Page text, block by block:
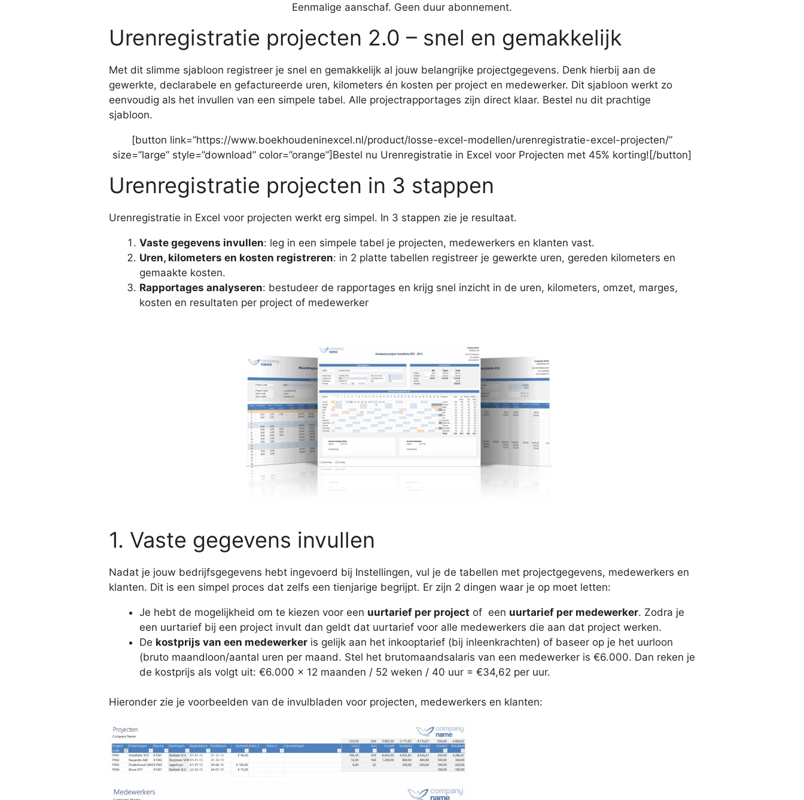
Eenmalige aanschaf. Geen duur abonnement.
Urenregistratie projecten 2.0 – snel en gemakkelijk
Met dit slimme sjabloon registreer je snel en gemakkelijk al jouw belangrijke projectgegevens. Denk hierbij aan de
gewerkte, declarabele en gefactureerde uren, kilometers én kosten per project en medewerker. Dit sjabloon werkt zo
eenvoudig als het invullen van een simpele tabel. Alle projectrapportages zijn direct klaar. Bestel nu dit prachtige
sjabloon.
[button link=”https://www.boekhoudeninexcel.nl/product/losse-excel-modellen/urenregistratie-excel-projecten/”
size=”large” style=”download” color=”orange”]Bestel nu Urenregistratie in Excel voor Projecten met 45% korting![/button]
Urenregistratie projecten in 3 stappen
Urenregistratie in Excel voor projecten werkt erg simpel. In 3 stappen zie je resultaat.
Vaste gegevens invullen: leg in een simpele tabel je projecten, medewerkers en klanten vast.
Uren, kilometers en kosten registreren: in 2 platte tabellen registreer je gewerkte uren, gereden kilometers en
gemaakte kosten.
Rapportages analyseren: bestudeer de rapportages en krijg snel inzicht in de uren, kilometers, omzet, marges,
kosten en resultaten per project of medewerker
1. Vaste gegevens invullen
Nadat je jouw bedrijfsgegevens hebt ingevoerd bij Instellingen, vul je de tabellen met projectgegevens, medewerkers en
klanten. Dit is een simpel proces dat zelfs een tienjarige begrijpt. Er zijn 2 dingen waar je op moet letten:
Je hebt de mogelijkheid om te kiezen voor een uurtarief per project of een uurtarief per medewerker. Zodra je
een uurtarief bij een project invult dan geldt dat uurtarief voor alle medewerkers die aan dat project werken.
De kostprijs van een medewerker is gelijk aan het inkooptarief (bij inleenkrachten) of baseer op je het uurloon
(bruto maandloon/aantal uren per maand. Stel het brutomaandsalaris van een medewerker is €6.000. Dan reken je
de kostprijs als volgt uit: €6.000 x 12 maanden / 52 weken / 40 uur = €34,62 per uur.
Hieronder zie je voorbeelden van de invulbladen voor projecten, medewerkers en klanten: